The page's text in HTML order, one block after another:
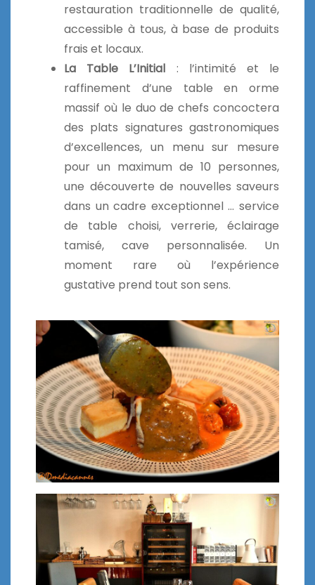
restauration traditionnelle de qualité,
accessible à tous, à base de produits
frais et locaux.
La Table L’Initial : l’intimité et le
raffinement d’une table en orme
massif où le duo de chefs concoctera
des plats signatures gastronomiques
d’excellences, un menu sur mesure
pour un maximum de 10 personnes,
une découverte de nouvelles saveurs
dans un cadre exceptionnel … service
de table choisi, verrerie, éclairage
tamisé, cave personnalisée. Un
moment rare où l’expérience
gustative prend tout son sens.